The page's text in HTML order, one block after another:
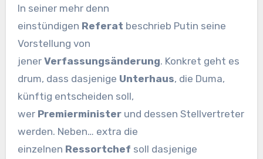
In seiner mehr denn
einstündigen Referat beschrieb Putin seine
Vorstellung von
jener Verfassungsänderung. Konkret geht es
drum, dass dasjenige Unterhaus, die Duma,
künftig entscheiden soll,
wer Premierministerund dessen Stellvertreter
werden. Neben… extra die
einzelnen Ressortchef soll dasjenige